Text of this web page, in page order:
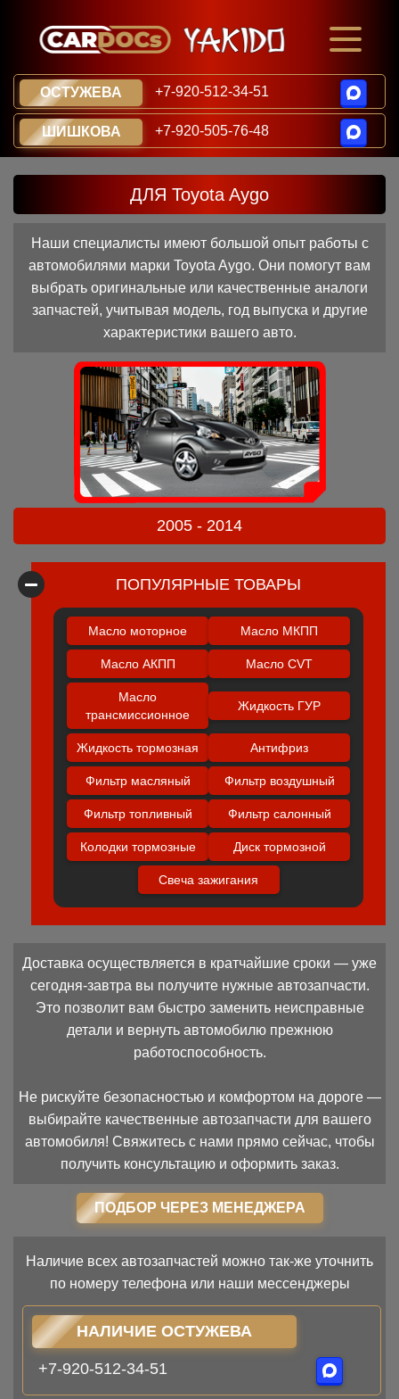
ОСТУЖЕВА +7-920-512-34-51
ШИШКОВА +7-920-505-76-48
ДЛЯ Toyota Aygo
Наши специалисты имеют большой опыт работы с
автомобилями марки Toyota Aygo. Они помогут вам
выбрать оригинальные или качественные аналоги
запчастей, учитывая модель, год выпуска и другие
характеристики вашего авто.
2005 - 2014
ПОПУЛЯРНЫЕ ТОВАРЫ
Масло моторное Масло МКПП
Масло АКПП Масло CVT
Масло
трансмиссионное
Жидкость ГУР
Жидкость тормозная Антифриз
Фильтр масляный Фильтр воздушный
Фильтр топливный Фильтр салонный
Колодки тормозные Диск тормозной
Свеча зажигания
Доставка осуществляется в кратчайшие сроки — уже
сегодня-завтра вы получите нужные автозапчасти.
Это позволит вам быстро заменить неисправные
детали и вернуть автомобилю прежнюю
работоспособность.
Не рискуйте безопасностью и комфортом на дороге —
выбирайте качественные автозапчасти для вашего
автомобиля! Свяжитесь с нами прямо сейчас, чтобы
получить консультацию и оформить заказ.
ПОДБОР ЧЕРЕЗ МЕНЕДЖЕРА
Наличие всех автозапчастей можно так-же уточнить
по номеру телефона или наши мессенджеры
НАЛИЧИЕ ОСТУЖЕВА
+7-920-512-34-51